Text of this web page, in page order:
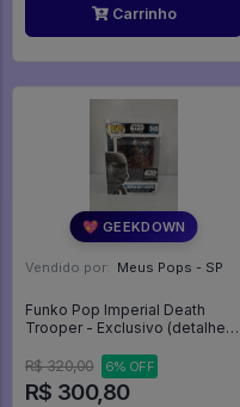
Carrinho
💖 GEEKDOWN
Vendido por: Meus Pops - SP
Funko Pop Imperial Death
Trooper - Exclusivo (detalhes
ROGUE ONE #149
R$ 320,00 6% OFF
R$ 300,80